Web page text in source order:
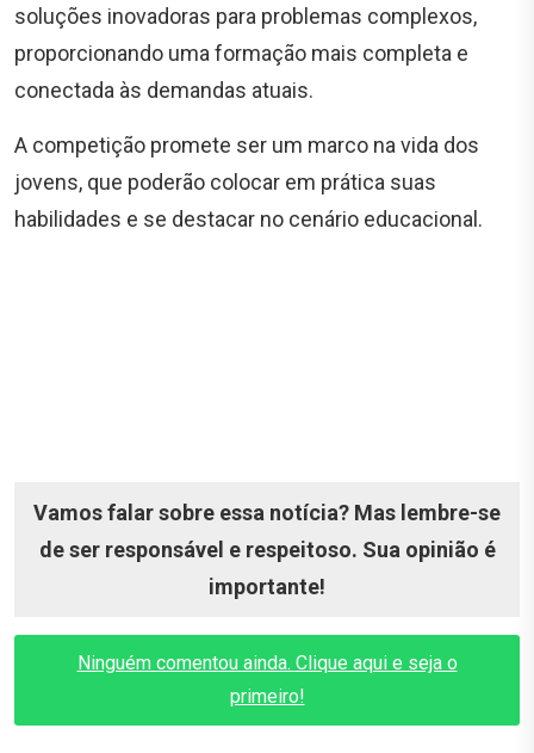
soluções inovadoras para problemas complexos,
proporcionando uma formação mais completa e
conectada às demandas atuais.
A competição promete ser um marco na vida dos
jovens, que poderão colocar em prática suas
habilidades e se destacar no cenário educacional.
Vamos falar sobre essa notícia? Mas lembre-se
de ser responsável e respeitoso. Sua opinião é
importante!
Ninguém comentou ainda. Clique aqui e seja o
primeiro!